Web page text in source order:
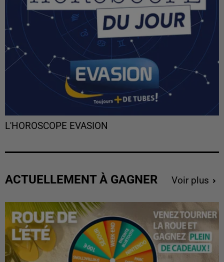
L'HOROSCOPE EVASION
ACTUELLEMENT À GAGNER Voir plus